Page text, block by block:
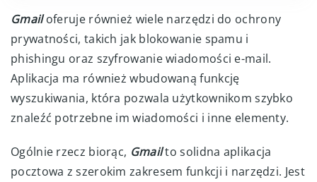
Gmail oferuje również wiele narzędzi do ochrony
prywatności, takich jak blokowanie spamu i
phishingu oraz szyfrowanie wiadomości e-mail.
Aplikacja ma również wbudowaną funkcję
wyszukiwania, która pozwala użytkownikom szybko
znaleźć potrzebne im wiadomości i inne elementy.
Ogólnie rzecz biorąc, Gmailto solidna aplikacja
pocztowa z szerokim zakresem funkcji i narzędzi. Jest